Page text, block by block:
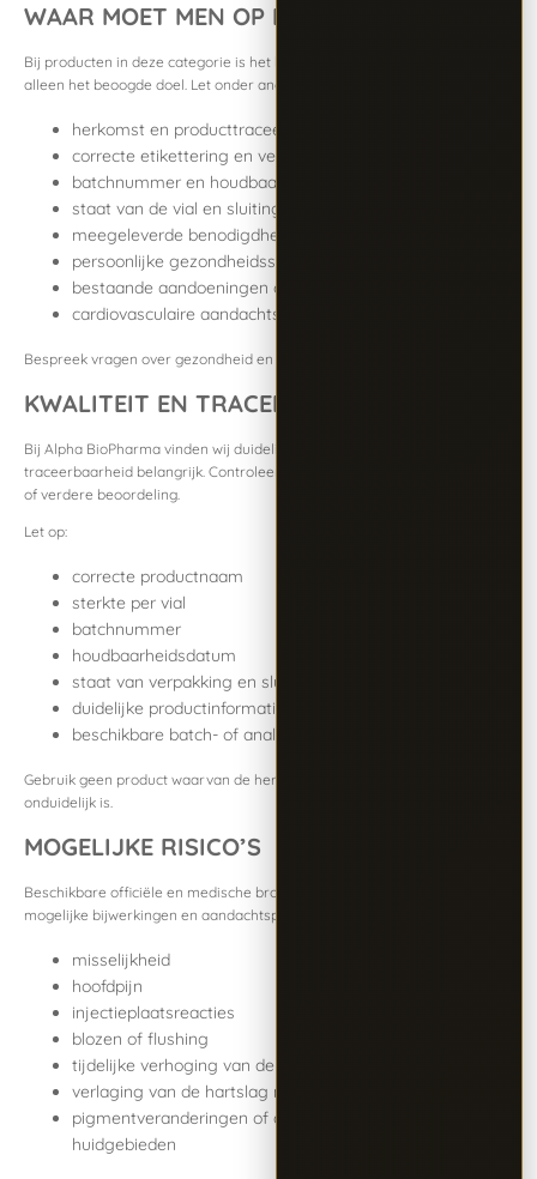
WAAR MOET MEN OP LETTEN?
Bij producten in deze categorie is het belangrijk om verder te kijken dan
alleen het beoogde doel. Let onder andere op:
herkomst en producttraceerbaarheid
correcte etikettering en verpakking
batchnummer en houdbaarheidsdatum
staat van de vial en sluiting
meegeleverde benodigdheden
persoonlijke gezondheidssituatie
bestaande aandoeningen of medicijngebruik
cardiovasculaire aandachtspunten
Bespreek vragen over gezondheid en risico’s altijd met een bevoegd arts.
KWALITEIT EN TRACEERBAARHEID
Bij Alpha BioPharma vinden wij duidelijke productinformatie en
traceerbaarheid belangrijk. Controleer elk product zorgvuldig voor opslag
of verdere beoordeling.
Let op:
correcte productnaam
sterkte per vial
batchnummer
houdbaarheidsdatum
staat van verpakking en sluiting
duidelijke productinformatie
beschikbare batch- of analysecertificaten
Gebruik geen product waarvan de herkomst, samenstelling of kwaliteit
onduidelijk is.
MOGELIJKE RISICO’S
Beschikbare officiële en medische bronnen noemen onder meer
mogelijke bijwerkingen en aandachtspunten zoals:
misselijkheid
hoofdpijn
injectieplaatsreacties
blozen of flushing
tijdelijke verhoging van de bloeddruk
verlaging van de hartslag na toediening
pigmentveranderingen of donkerder worden van
huidgebieden